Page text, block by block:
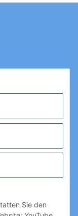
Sie den